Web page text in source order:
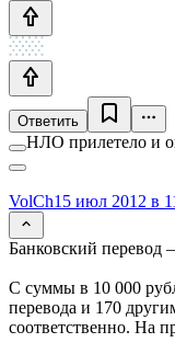
Ответить
НЛО прилетело и
VolCh15 июл 2012 в
Банковский перевод
С суммы в 10 000
перевода и 170
соответственно. На